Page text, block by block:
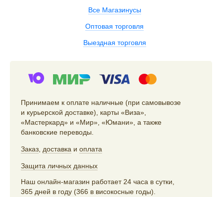
Все Магазинусы
Оптовая торговля
Выездная торговля
Принимаем к оплате наличные (при самовывозе
и курьерской доставке), карты «Виза»,
«Мастеркард» и «Мир», «Юмани», а также
банковские переводы.
Заказ доставка и оплата
Защита личных данных
Наш онлайн-магазин работает 24 часа в сутки,
365 дней в году (366 в високосные годы).